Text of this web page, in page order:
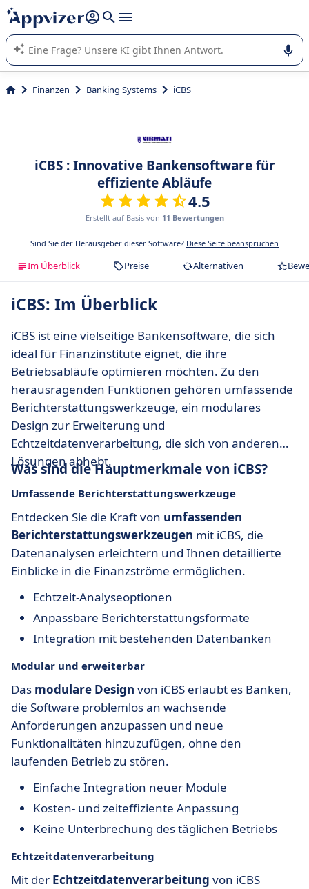
beantworten (mehrere Zeilen mit
Die KI von Appvizer führt Sie bei der Nutzung oder Auswahl
von SaaS-Software in Unternehmen.
Finanzen Banking Systems iCBS
iCBS : Innovative Bankensoftware für
effiziente Abläufe
4.5
Erstellt auf Basis von 11 Bewertungen
Sind Sie der Herausgeber dieser Software? Diese Seite beanspruchen
Im Überblick Preise Alternativen
iCBS: Im Überblick
iCBS ist eine vielseitige Bankensoftware, die sich
ideal für Finanzinstitute eignet, die ihre
Betriebsabläufe optimieren möchten. Zu den
herausragenden Funktionen gehören umfassende
Berichterstattungswerkzeuge, ein modulares
Design zur Erweiterung und
Echtzeitdatenverarbeitung, die sich von anderen
Lösungen abhebt.
Was sind die Hauptmerkmale von iCBS?
Umfassende Berichterstattungswerkzeuge
Entdecken Sie die Kraft von umfassenden
Berichterstattungswerkzeugen mit iCBS, die
Datenanalysen erleichtern und Ihnen detaillierte
Einblicke in die Finanzströme ermöglichen.
Echtzeit-Analyseoptionen
Anpassbare Berichterstattungsformate
Integration mit bestehenden Datenbanken
Modular und erweiterbar
Das modulare Design von iCBS erlaubt es Banken,
die Software problemlos an wachsende
Anforderungen anzupassen und neue
Funktionalitäten hinzuzufügen, ohne den
laufenden Betrieb zu stören.
Einfache Integration neuer Module
Kosten- und zeiteffiziente Anpassung
Keine Unterbrechung des täglichen Betriebs
Echtzeitdatenverarbeitung
Mit der Echtzeitdatenverarbeitung von iCBS